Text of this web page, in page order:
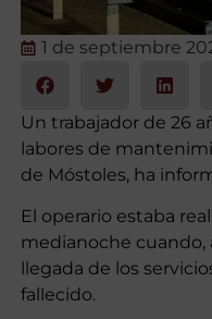
1 de septiembre
Un trabajador de 26
labores de
de Móstoles, ha
El operario estaba
medianoche cuando,
llegada de los
fallecido.